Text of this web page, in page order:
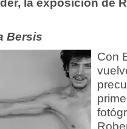
la exposición de
Bersis
Con